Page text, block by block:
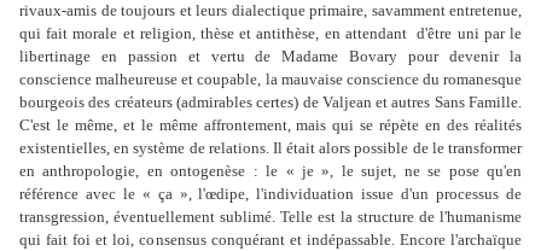
rivaux-amis de toujours et leurs dialectique primaire, savamment entretenue,
qui fait morale et religion, thèse et antithèse, en attendant d'être uni par le
libertinage en passion et vertu de Madame Bovary pour devenir la
conscience malheureuse et coupable, la mauvaise conscience du romanesque
bourgeois des créateurs (admirables certes) de Valjean et autres Sans Famille.
C'est le même, et le même affrontement, mais qui se répète en des réalités
existentielles, en système de relations. Il était alors possible de le transformer
en anthropologie, en ontogenèse : le « je », le sujet, ne se pose qu'en
référence avec le « ça », l'œdipe, l'individuation issue d'un processus de
transgression, éventuellement sublimé. Telle est la structure de l'humanisme
qui fait foi et loi, consensus conquérant et indépassable. Encore l'archaïque